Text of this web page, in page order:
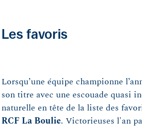
Les favoris
Lorsqu’une équipe championne
son titre avec une escouade quasi
naturelle en tête de la liste des
RCF La Boulie. Victorieuses l'an